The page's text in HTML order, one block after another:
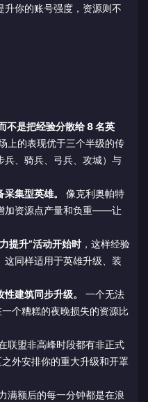
你的账号强度，资源则不
不是把经验分散给 8 名英
上的表现优于三个半级的传
兵、骑兵、弓兵、攻城）与
集型英雄。
像克利奥帕特
加资源点产量和负重——让
提升”活动开始时，这样经验
同样适用于英雄升级、装
建筑同步升级。
一个无法
个糟糕的夜晚损失的资源比
联盟非高峰时段都有非正式
外安排你的重大升级和开罩
满额后的每一分钟都是在浪